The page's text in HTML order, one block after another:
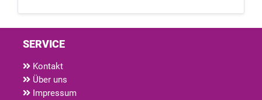
SERVICE
Kontakt
Über uns
Impressum